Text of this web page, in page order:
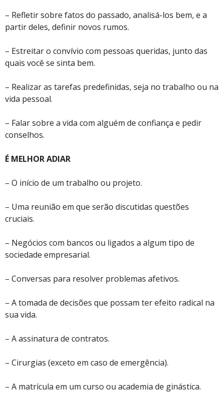
– Refletir sobre fatos do passado, analisá-los bem, e a
partir deles, definir novos rumos.
– Estreitar o convívio com pessoas queridas, junto das
quais você se sinta bem.
– Realizar as tarefas predefinidas, seja no trabalho ou na
vida pessoal.
– Falar sobre a vida com alguém de confiança e pedir
conselhos.
É MELHOR ADIAR
– O início de um trabalho ou projeto.
– Uma reunião em que serão discutidas questões
cruciais.
– Negócios com bancos ou ligados a algum tipo de
sociedade empresarial.
– Conversas para resolver problemas afetivos.
– A tomada de decisões que possam ter efeito radical na
sua vida.
– A assinatura de contratos.
– Cirurgias (exceto em caso de emergência).
– A matrícula em um curso ou academia de ginástica.